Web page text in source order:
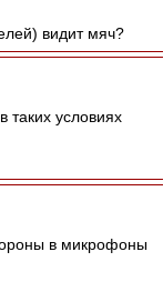
видит мяч?
таких условиях
в микрофоны